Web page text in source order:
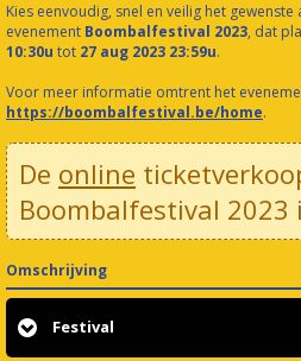
Kies eenvoudig, snel en veilig het
evenement Boombalfestival 2023, dat
10:30u tot 27 aug 2023 23:59u.
Voor meer informatie omtrent het
https://boombalfestival.be/home.
De online
Boombalfestival 2023
Omschrijving
Festival